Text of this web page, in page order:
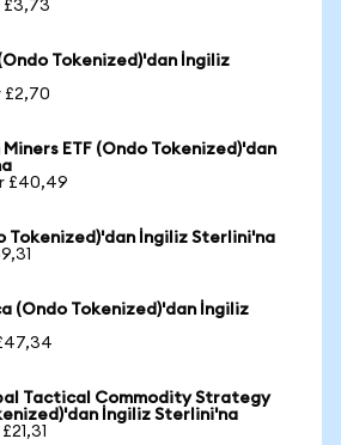
£3,73
Tokenized)'dan İngiliz
£2,70
ETF (Ondo Tokenized)'dan
£40,49
Tokenized)'dan İngiliz Sterlini'na
(Ondo Tokenized)'dan İngiliz
Tactical Commodity Strategy
İngiliz Sterlini'na